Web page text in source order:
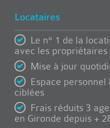
Locataires
Le n° 1 de la
avec les propriétaires
Mise à jour
Espace
ciblées
Frais réduits 3
en Gironde depuis +